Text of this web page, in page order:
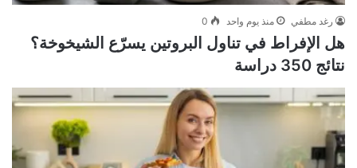
رغد مطفي منذ يوم واحد 0
هل الإفراط في تناول البروتين يسرّع الشيخوخة؟
نتائج 350 دراسة